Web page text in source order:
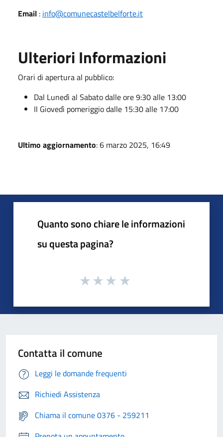
Email : info@comunecastelbelforte.it
Ulteriori Informazioni
Orari di apertura al pubblico:
Dal Lunedì al Sabato dalle ore 9:30 alle 13:00
Il Giovedì pomeriggio dalle 15:30 alle 17:00
Ultimo aggiornamento: 6 marzo 2025, 16:49
Quanto sono chiare le informazioni
su questa pagina?
Contatta il comune
Leggi le domande frequenti
Richiedi Assistenza
Chiama il comune 0376 - 259211